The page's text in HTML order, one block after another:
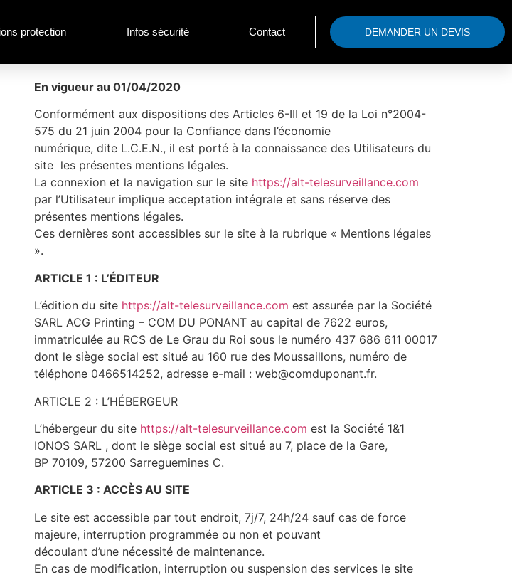
protection Infos sécurité Contact DEMANDER UN DEVIS
En vigueur au 01/04/2020
Conformément aux dispositions des Articles 6-III et 19 de la Loi n°2004-
575 du 21 juin 2004 pour la Confiance dans l’économie
numérique, dite L.C.E.N., il est porté à la connaissance des Utilisateurs du
site les présentes mentions légales.
La connexion et la navigation sur le site https://alt-telesurveillance.com
par l’Utilisateur implique acceptation intégrale et sans réserve des
présentes mentions légales.
Ces dernières sont accessibles sur le site à la rubrique « Mentions légales
».
ARTICLE 1 : L’ÉDITEUR
L’édition du site https://alt-telesurveillance.com est assurée par la Société
SARL ACG Printing – COM DU PONANT au capital de 7622 euros,
immatriculée au RCS de Le Grau du Roi sous le numéro 437 686 611 00017
dont le siège social est situé au 160 rue des Moussaillons, numéro de
téléphone 0466514252, adresse e-mail : web@comduponant.fr.
ARTICLE 2 : L’HÉBERGEUR
L’hébergeur du site https://alt-telesurveillance.com est la Société 1&1
IONOS SARL , dont le siège social est situé au 7, place de la Gare,
BP 70109, 57200 Sarreguemines C.
ARTICLE 3 : ACCÈS AU SITE
Le site est accessible par tout endroit, 7j/7, 24h/24 sauf cas de force
majeure, interruption programmée ou non et pouvant
découlant d’une nécessité de maintenance.
En cas de modification, interruption ou suspension des services le site